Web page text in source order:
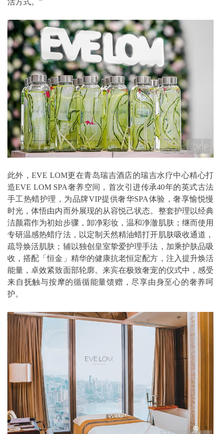
活方式。”
此外，EVE LOM更在青岛瑞吉酒店的瑞吉水疗中心精心打
造EVE LOM SPA奢养空间，首次引进传承40年的英式古法
手工热蜡护理，为品牌VIP提供奢华SPA体验，奢享愉悦慢
时光，体悟由内而外展现的从容悦己状态。整套护理以经典
洁颜霜作为初始步骤，卸净彩妆，温和净澈肌肤；继而使用
专研温感热蜡疗法，以定制天然精油蜡打开肌肤吸收通道，
疏导焕活肌肤；辅以独创皇室挚爱护理手法，加乘护肤品吸
收，搭配「恒金」精华的健康抗老恒定配方，注入提升焕活
能量，卓效紧致面部轮廓。来宾在极致奢宠的仪式中，感受
来自抚触与按摩的循循能量馈赠，尽享由身至心的奢养呵
护。